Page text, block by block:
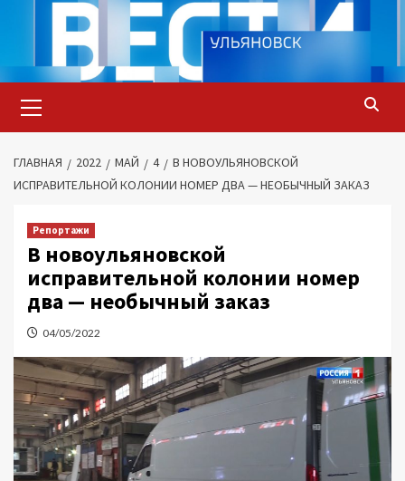
содержимому
меню
ГЛАВНАЯ 2022 МАЙ 4
В НОВОУЛЬЯНОВСКОЙ
ИСПРАВИТЕЛЬНОЙ КОЛОНИИ НОМЕР ДВА — НЕОБЫЧНЫЙ ЗАКАЗ
Репортажи
В новоульяновской
исправительной колонии номер
два — необычный заказ
04/05/2022